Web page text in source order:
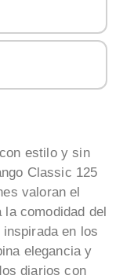
estilo y sin
Classic 125
valoran el
comodidad del
en los
elegancia y
diarios con